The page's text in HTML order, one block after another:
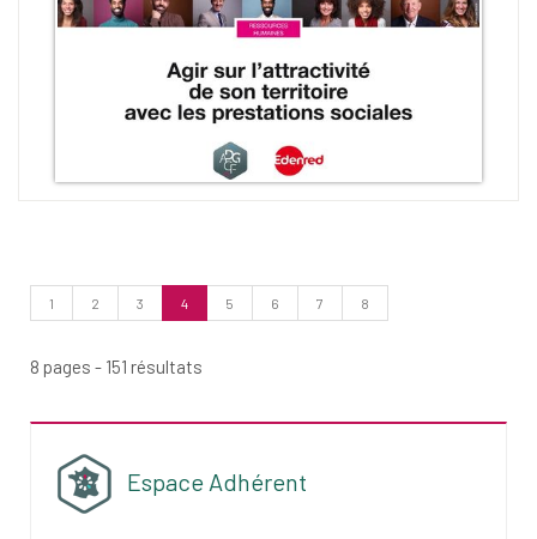
1 2 3 4(Page
courante)
5 6 7 8
8 pages - 151 résultats
Espace Adhérent